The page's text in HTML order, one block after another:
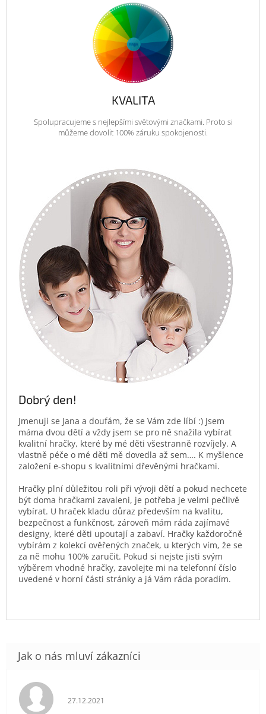
KVALITA
Spolupracujeme s nejlepšími světovými značkami. Proto si
můžeme dovolit 100% záruku spokojenosti.
Dobrý den!
Jmenuji se Jana a doufám, že se Vám zde líbí :) Jsem
máma dvou dětí a vždy jsem se pro ně snažila vybírat
kvalitní hračky, které by mé děti všestranně rozvíjely. A
vlastně péče o mé děti mě dovedla až sem…. K myšlence
založení e-shopu s kvalitními dřevěnými hračkami.
Hračky plní důležitou roli při vývoji dětí a pokud nechcete
být doma hračkami zavaleni, je potřeba je velmi pečlivě
vybírat. U hraček kladu důraz především na kvalitu,
bezpečnost a funkčnost, zároveň mám ráda zajímavé
designy, které děti upoutají a zabaví. Hračky každoročně
vybírám z kolekcí ověřených značek, u kterých vím, že se
za ně mohu 100% zaručit. Pokud si nejste jisti svým
výběrem vhodné hračky, zavolejte mi na telefonní číslo
uvedené v horní části stránky a já Vám ráda poradím.
Hodnocení obchodu je 5 z 5 hvězdiček.
27.12.2021